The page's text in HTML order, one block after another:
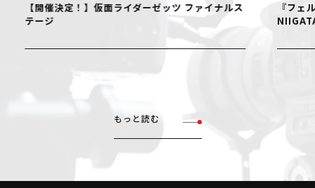
【開催決定！】仮面ライダーゼッツ ファイナルス
テージ
『フェ
もっと読む